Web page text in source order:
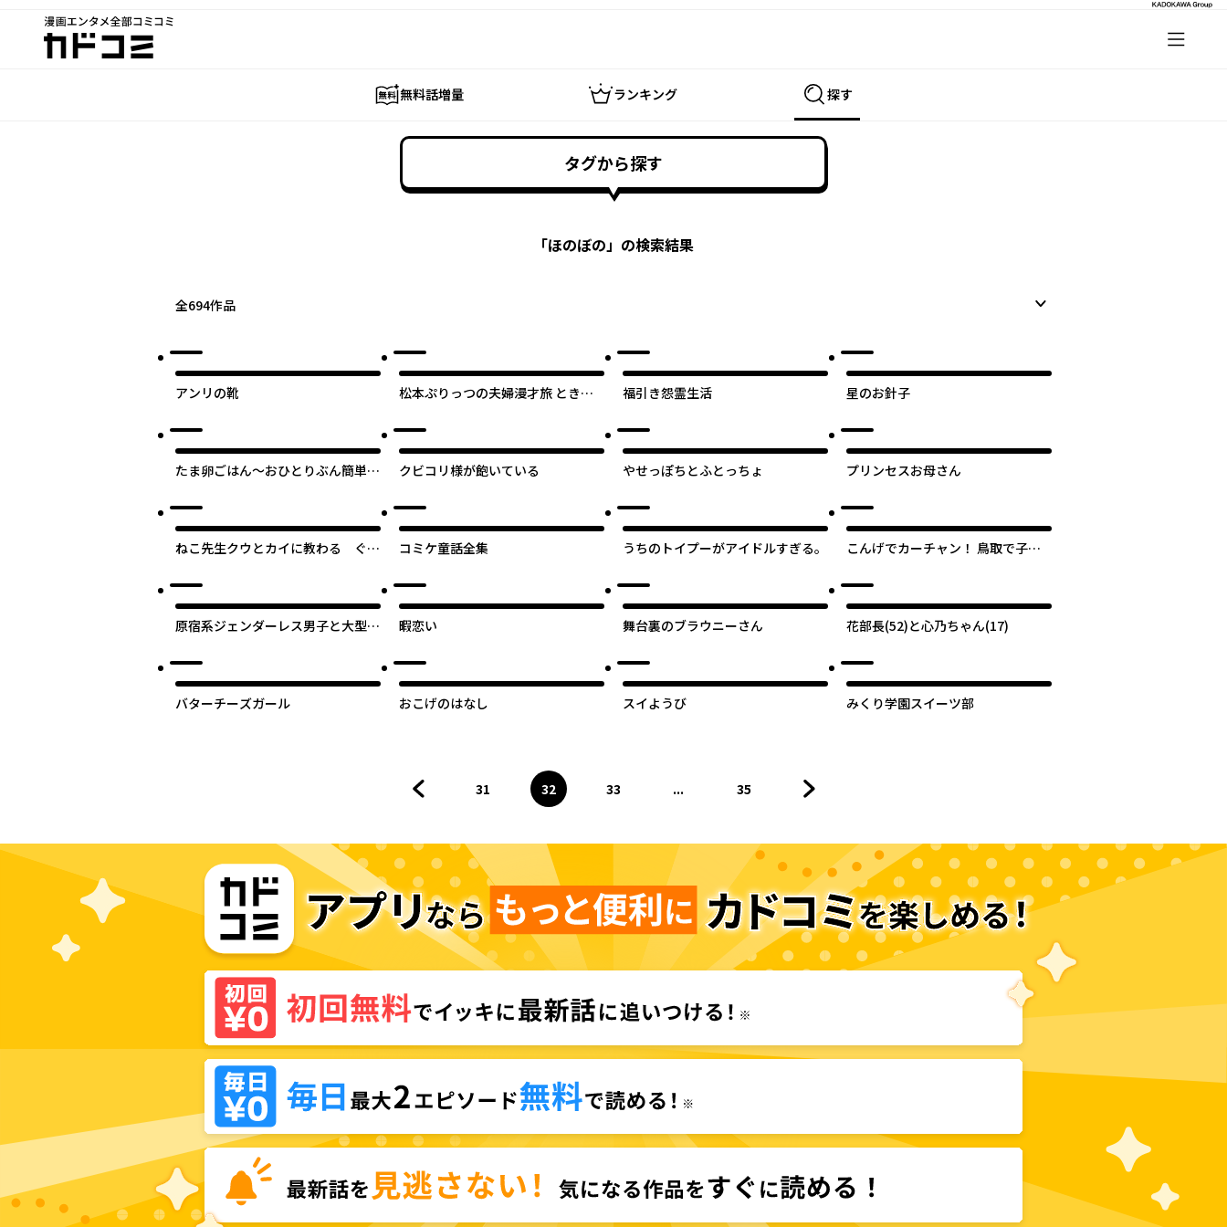
漫画エンタメ全部コミコミ
カドコミ
無料話増量 ランキング 探す
タグから探す
「ほのぼの」の検索結果
全694作品
アンリの靴
松本ぷりっつの夫婦漫才旅 ときど
福引き怨霊生活 星のお針子
たま卵ごはん～おひとりぶん簡単レ
クビコリ様が飽いている やせっぽちとふとっちょ プリンセスお母さん
ねこ先生クウとカイに教わる ぐっ
コミケ童話全集 うちのトイプーがアイドルすぎる。
こんげでカーチャン！ 鳥取で子育
原宿系ジェンダーレス男子と大型犬
暇恋い 舞台裏のブラウニーさん 花部長(52)と心乃ちゃん(17)
バターチーズガール おこげのはなし スイようび みくり学園スイーツ部
31
ページ
32
へ
33
...
35